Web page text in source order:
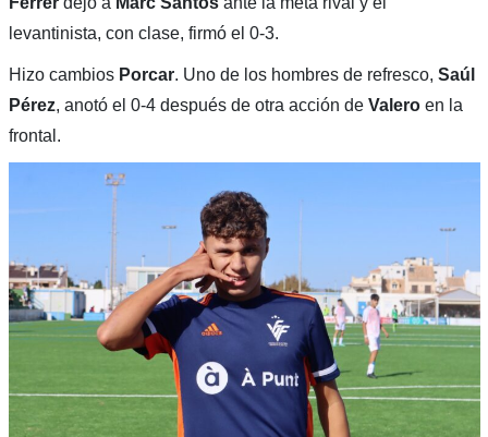
levantinista, con clase, firmó el 0-3.
Hizo cambios Porcar. Uno de los hombres de refresco, Saúl
Pérez, anotó el 0-4 después de otra acción de Valeroen la
frontal.